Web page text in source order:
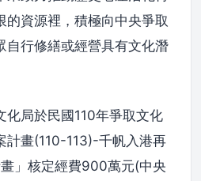
的資源裡，積極向中央爭取
自行修繕或經營具有文化潛
化局於民國110年爭取文化
計畫(110-113)-千帆入港再
」核定經費900萬元(中央